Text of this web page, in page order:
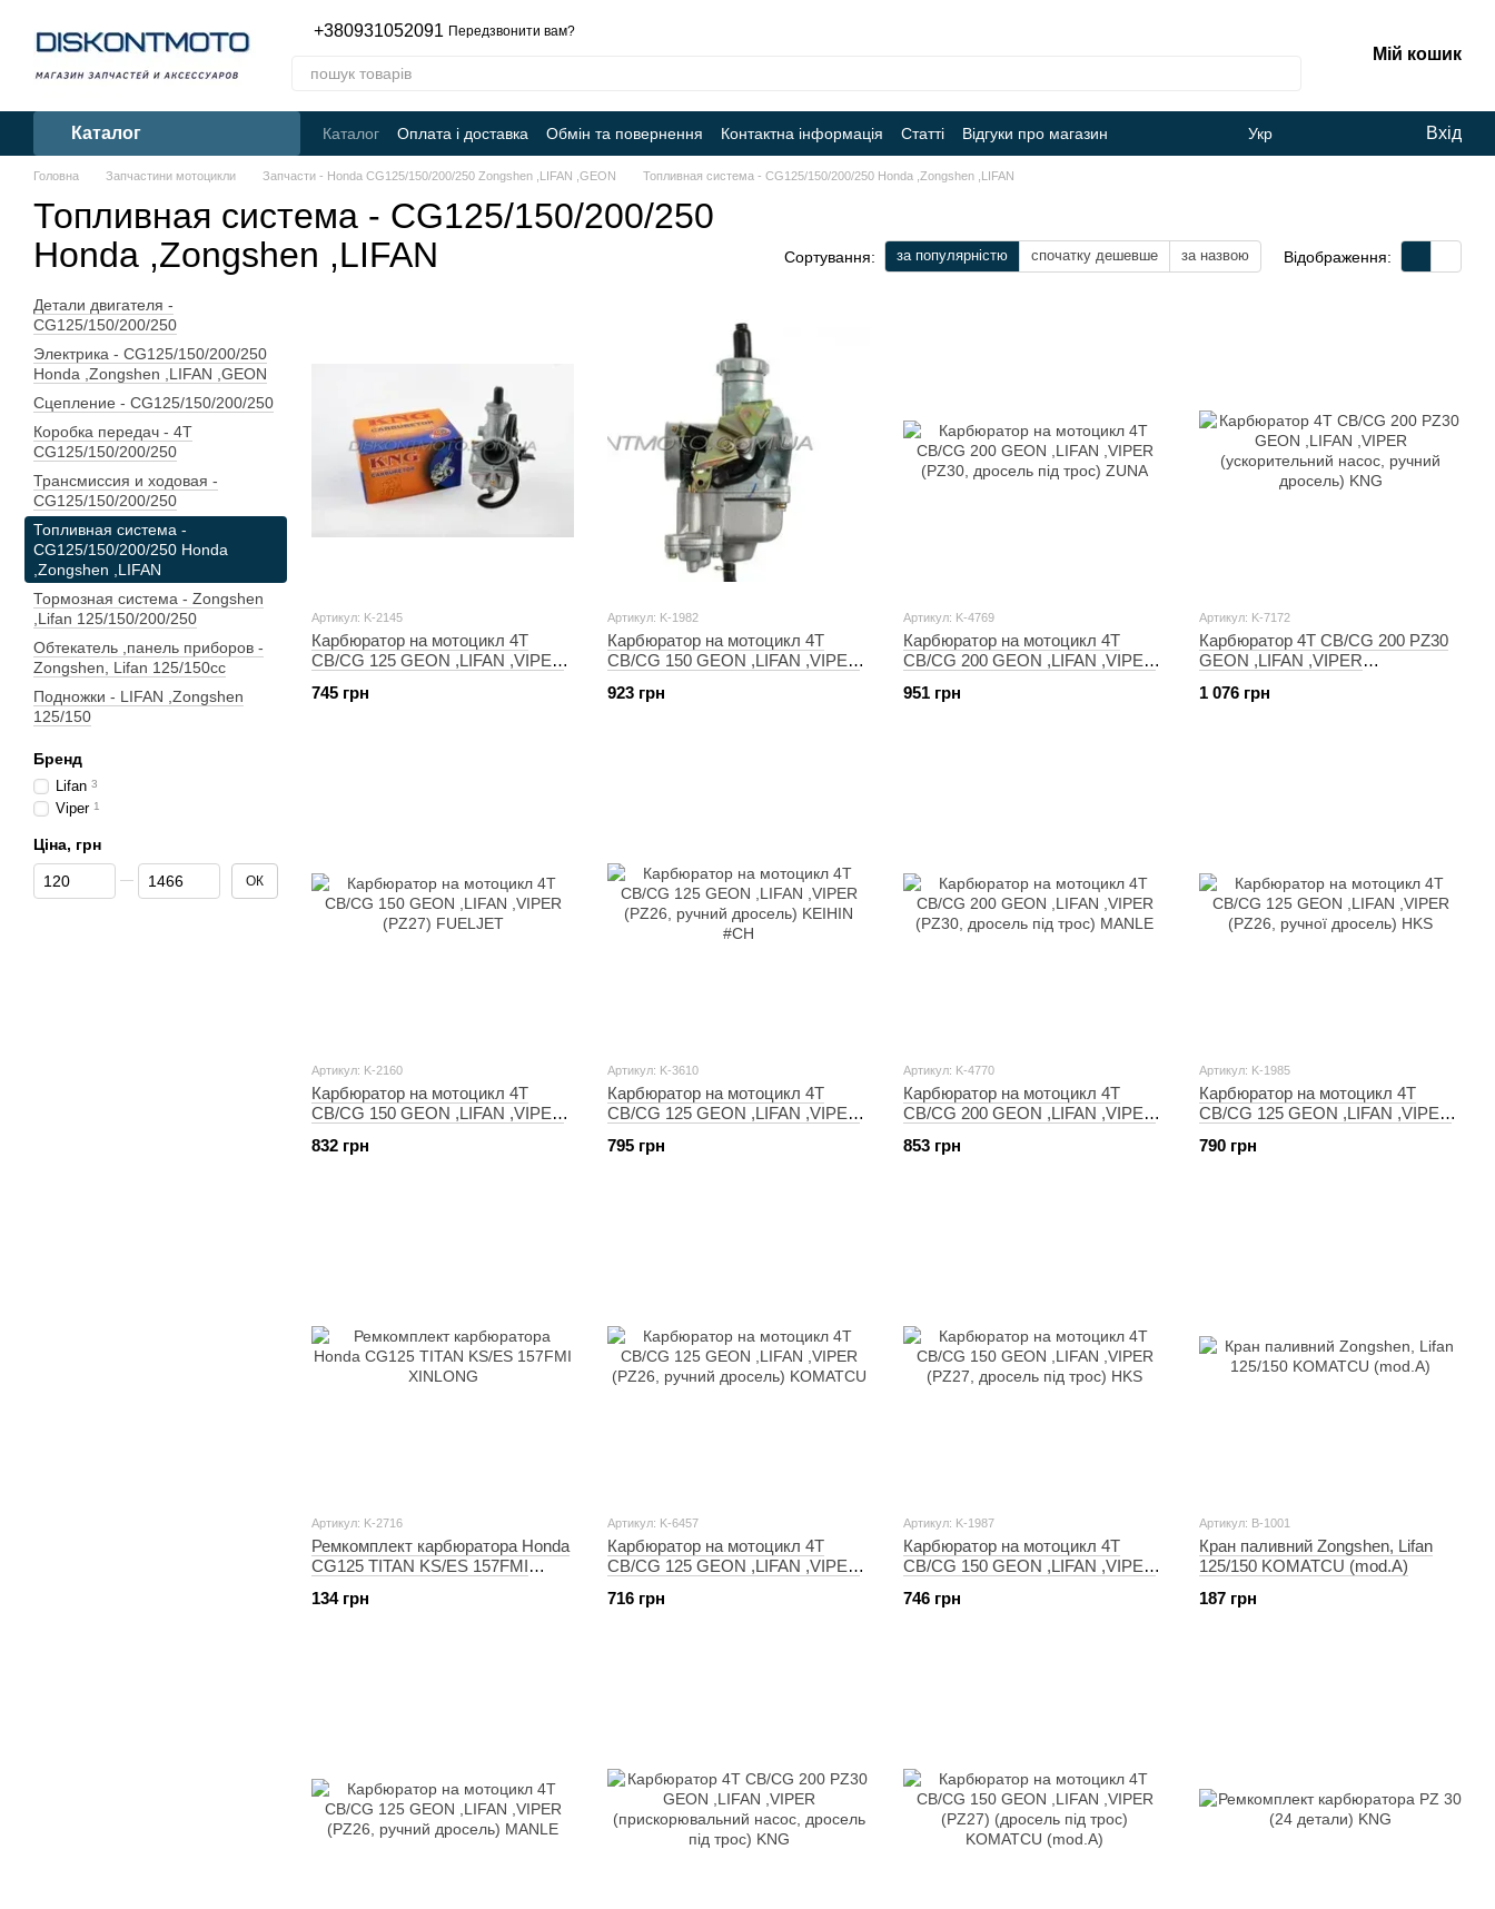
+380931052091 Передзвонити вам?
Мій кошик
Каталог Каталог Оплата і доставка Обмін та повернення Контактна інформація Статті Відгуки про магазин Укр Вхід
Головна Запчастини мотоцикли Запчасти - Honda CG125/150/200/250 Zongshen ,LIFAN ,GEON Топливная система - CG125/150/200/250 Honda ,Zongshen ,LIFAN
Топливная система - CG125/150/200/250
Honda ,Zongshen ,LIFAN
Сортування: за популярністю спочатку дешевше за назвою Відображення:
Артикул: K-2145
Карбюратор на мотоцикл 4T
CB/CG 125 GEON ,LIFAN ,VIPER
745 грн
Артикул: K-1982
Карбюратор на мотоцикл 4T
CB/CG 150 GEON ,LIFAN ,VIPER
ручний дросель) HKS
923 грн
Артикул: K-4769
Карбюратор на мотоцикл 4T
CB/CG 200 GEON ,LIFAN ,VIPER
951 грн
Артикул: K-7172
Карбюратор 4T CB/CG 200 PZ30
GEON ,LIFAN ,VIPER
дросель) KNG
1 076 грн
Артикул: K-2160
Карбюратор на мотоцикл 4T
CB/CG 150 GEON ,LIFAN ,VIPER
832 грн
Артикул: K-3610
Карбюратор на мотоцикл 4T
CB/CG 125 GEON ,LIFAN ,VIPER
#CH
795 грн
Артикул: K-4770
Карбюратор на мотоцикл 4T
CB/CG 200 GEON ,LIFAN ,VIPER
853 грн
Артикул: K-1985
Карбюратор на мотоцикл 4T
CB/CG 125 GEON ,LIFAN ,VIPER
790 грн
Артикул: K-2716
Ремкомплект карбюратора Honda
CG125 TITAN KS/ES 157FMI
134 грн
Артикул: K-6457
Карбюратор на мотоцикл 4T
CB/CG 125 GEON ,LIFAN ,VIPER
KOMATCU
716 грн
Артикул: K-1987
Карбюратор на мотоцикл 4T
CB/CG 150 GEON ,LIFAN ,VIPER
746 грн
Артикул: B-1001
Кран паливний Zongshen, Lifan
125/150 KOMATCU (mod.A)
187 грн
Детали двигателя -
CG125/150/200/250
Электрика - CG125/150/200/250
Honda ,Zongshen ,LIFAN ,GEON
Сцепление - CG125/150/200/250
Коробка передач - 4T
CG125/150/200/250
Трансмиссия и ходовая -
CG125/150/200/250
Топливная система -
CG125/150/200/250 Honda
,Zongshen ,LIFAN
Тормозная система - Zongshen
,Lifan 125/150/200/250
Обтекатель ,панель приборов -
Zongshen, Lifan 125/150cc
Подножки - LIFAN ,Zongshen
125/150
Бренд
Lifan 3
Viper 1
Ціна, грн
Від Ціна, грн
До Ціна, грн ОК